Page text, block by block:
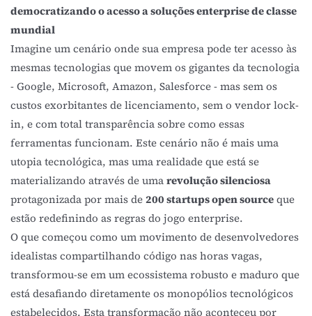
democratizando o acesso a soluções enterprise de classe
mundial
Imagine um cenário onde sua empresa pode ter acesso às
mesmas tecnologias que movem os gigantes da tecnologia
- Google, Microsoft, Amazon, Salesforce - mas sem os
custos exorbitantes de licenciamento, sem o vendor lock-
in, e com total transparência sobre como essas
ferramentas funcionam. Este cenário não é mais uma
utopia tecnológica, mas uma realidade que está se
materializando através de umarevolução silenciosa
protagonizada por mais de200 startups open sourceque
estão redefinindo as regras do jogo enterprise.
O que começou como um movimento de desenvolvedores
idealistas compartilhando código nas horas vagas,
transformou-se em um ecossistema robusto e maduro que
está desafiando diretamente os monopólios tecnológicos
estabelecidos. Esta transformação não aconteceu por